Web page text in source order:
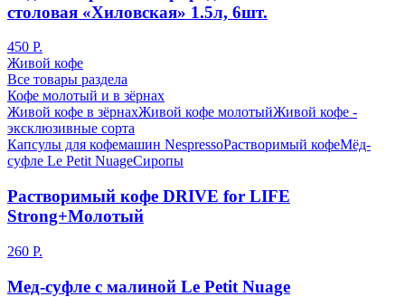
столовая «Хиловская» 1.5л, 6шт.
450 Р.
Живой кофе
Все товары раздела
Кофе молотый и в зёрнах
Живой кофе в зёрнахЖивой кофе молотыйЖивой кофе -
эксклюзивные сорта
Капсулы для кофемашин NespressoРастворимый кофеМёд-
суфле Le Petit NuageСиропы
Растворимый кофе DRIVE for LIFE
Strong+Молотый
260 Р.
Мед-суфле с малиной Le Petit Nuage